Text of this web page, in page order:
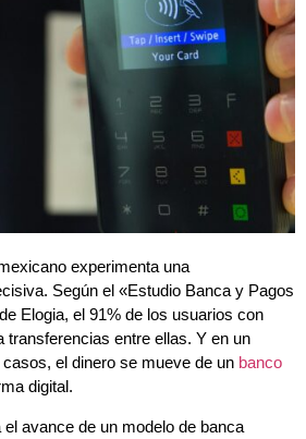
experimenta una
Según el «Estudio Banca y Pagos
Elogia, el 91% de los usuarios con
transferencias entre ellas. Y en un
el dinero se mueve de un banco
digital.
avance de un modelo de banca